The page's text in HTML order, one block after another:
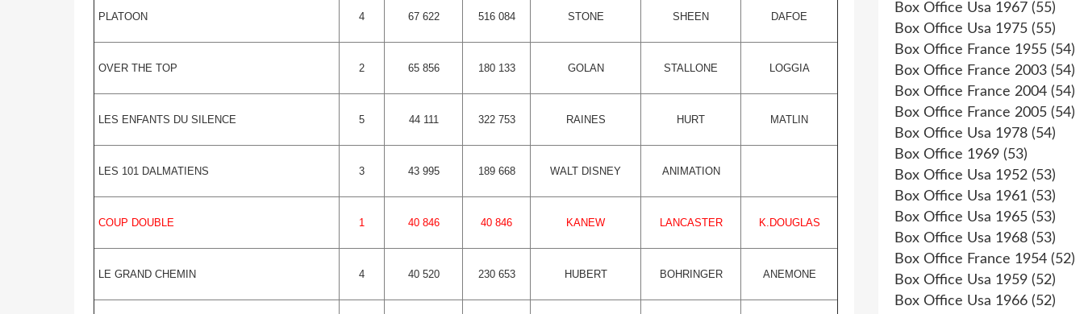
PLATOON 4 67 622 516 084 STONE SHEEN DAFOE
OVER THE TOP 2 65 856 180 133 GOLAN STALLONE LOGGIA
LES ENFANTS DU SILENCE 5 44 111 322 753 RAINES HURT MATLIN
LES 101 DALMATIENS 3 43 995 189 668 WALT DISNEY ANIMATION
COUP DOUBLE 1 40 846 40 846 KANEW LANCASTER K.DOUGLAS
LE GRAND CHEMIN 4 40 520 230 653 HUBERT BOHRINGER ANEMONE
Box Office Usa 1967 (55)
Box Office Usa 1975 (55)
Box Office France 1955 (54)
Box Office France 2003 (54)
Box Office France 2004 (54)
Box Office France 2005 (54)
Box Office Usa 1978 (54)
Box Office 1969 (53)
Box Office Usa 1952 (53)
Box Office Usa 1961 (53)
Box Office Usa 1965 (53)
Box Office Usa 1968 (53)
Box Office France 1954 (52)
Box Office Usa 1959 (52)
Box Office Usa 1966 (52)